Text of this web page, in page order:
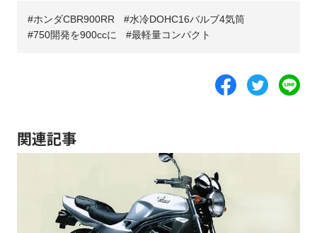
ホンダCBR900RR
水冷DOHC16バルブ4気筒
750開発を900ccに
最軽量コンパクト
関連記事